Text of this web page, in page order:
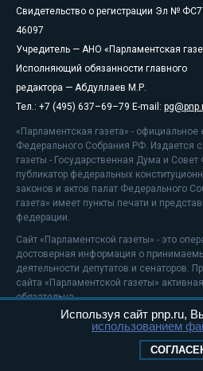
Свидетельство о регистрации Эл №
46097
Учредитель — АНО «Парламентская
Исполняющий обязанности главного
редактора — Абдуллаев М.Р.
Тел.: +7 (495) 637–69–79 E-mail:
«Парламентская газета» -
Федерального Собрания РФ. Издается
газеты - Государственная Дума и
публикатор федеральных
законов и актов палат Федерального
газета» имеет пункты печати и
федерации.
Сайт «Парламентской газеты» - это
достоверная информация о
деятельности депутатов и сенаторов.
сайта «Парламентской газеты»
обязательна.
На информационном ресурсе
Положение о защите персональных
Используя сайт pnp.ru,
использованием